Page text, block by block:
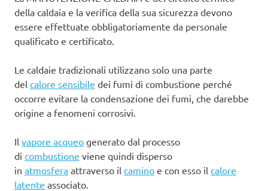
della caldaia e la verifica della sua sicurezza devono
essere effettuate obbligatoriamente da personale
qualificato e certificato.
Le caldaie tradizionali utilizzano solo una parte
del calore sensibile dei fumi di combustione perché
occorre evitare la condensazione dei fumi, che darebbe
origine a fenomeni corrosivi.
Il vapore acqueo generato dal processo
di combustione viene quindi disperso
in atmosfera attraverso il camino e con esso il calore
latente associato.